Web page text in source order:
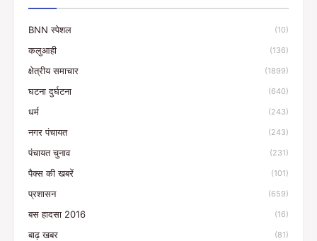
BNN स्पेशल (10)
कलुआही (136)
क्षेत्रीय समाचार (1899)
घटना दुर्घटना (640)
धर्म (243)
नगर पंचायत (243)
पंचायत चुनाव (231)
पैक्स की खबरें (101)
प्रशासन (659)
बस हादसा 2016 (16)
बाढ़ खबर (81)